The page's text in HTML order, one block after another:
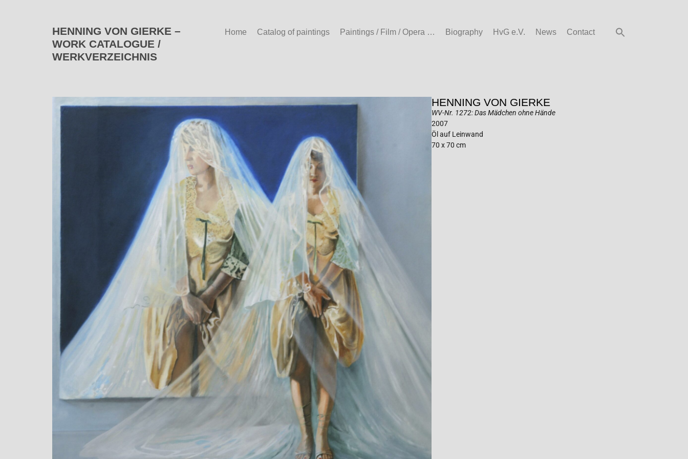
HENNING VON GIERKE –
WORK CATALOGUE /
WERKVERZEICHNIS
Home Catalog of paintings Paintings / Film / Opera … Biography HvG e.V. News Contact
HENNING VON GIERKE
WV-Nr. 1272: Das Mädchen ohne Hände
2007
Öl auf Leinwand
70 x 70 cm